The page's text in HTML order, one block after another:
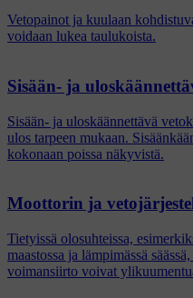
Vetopainot ja kuulaan
voidaan lukea taulukoista.
Sisään- ja
Sisään- ja uloskäännettävä
ulos tarpeen mukaan.
kokonaan poissa näkyvistä.
Moottorin ja
Tietyissä olosuhteissa,
maastossa ja lämpimässä
voimansiirto voivat